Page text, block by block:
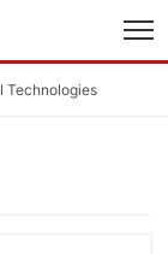
Technologies